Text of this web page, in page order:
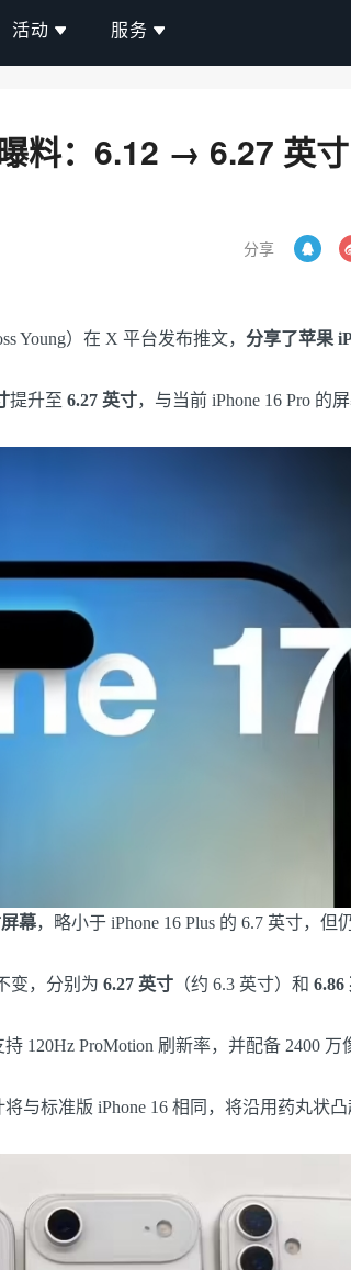
活动 服务
料：6.12 → 6.27 英寸
分享
Young）在 X 平台发布推文， 分享了苹果
提升至 6.27 英寸，与当前 iPhone 16 Pro 的
幕，略小于 iPhone 16 Plus 的 6.7 英寸，但
变，分别为 6.27 英寸 （约 6.3 英寸）和 6.86
120Hz ProMotion 刷新率，并配备 2400 万
与标准版 iPhone 16 相同，将沿用药丸状